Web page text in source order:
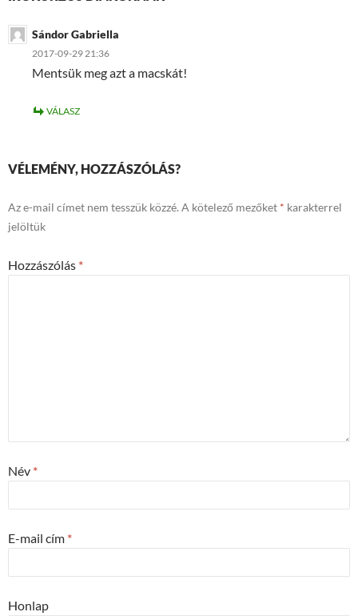
Sándor Gabriella
2017-09-29 21:36
Mentsük meg azt a macskát!
VÁLASZ
VÉLEMÉNY, HOZZÁSZÓLÁS?
Az e-mail címet nem tesszük közzé. A kötelező mezőket * karakterrel
jelöltük
Hozzászólás *
Név *
E-mail cím *
Honlap